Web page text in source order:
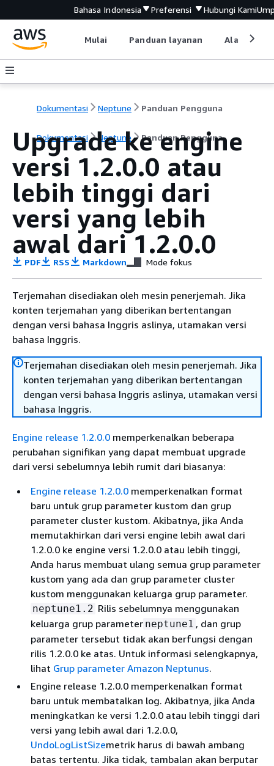
Bahasa Indonesia Preferensi Hubungi Kami
Mulai Panduan layanan Alat
Dokumentasi Neptune Panduan Pengguna
Dokumentasi Neptune Panduan Pengguna
Upgrade ke engine
versi 1.2.0.0 atau
lebih tinggi dari
versi yang lebih
awal dari 1.2.0.0
PDF RSS Markdown Mode fokus
Terjemahan disediakan oleh mesin penerjemah. Jika
konten terjemahan yang diberikan bertentangan
dengan versi bahasa Inggris aslinya, utamakan versi
bahasa Inggris.
Terjemahan disediakan oleh mesin penerjemah. Jika
konten terjemahan yang diberikan bertentangan
dengan versi bahasa Inggris aslinya, utamakan versi
bahasa Inggris.
Engine release 1.2.0.0 memperkenalkan beberapa
perubahan signifikan yang dapat membuat upgrade
dari versi sebelumnya lebih rumit dari biasanya:
Engine release 1.2.0.0 memperkenalkan format
baru untuk grup parameter kustom dan grup
parameter cluster kustom. Akibatnya, jika Anda
memutakhirkan dari versi engine lebih awal dari
1.2.0.0 ke engine versi 1.2.0.0 atau lebih tinggi,
Anda harus membuat ulang semua grup parameter
kustom yang ada dan grup parameter cluster
kustom menggunakan keluarga grup parameter.
neptune1.2 Rilis sebelumnya menggunakan
keluarga grup parameter neptune1 , dan grup
parameter tersebut tidak akan berfungsi dengan
rilis 1.2.0.0 ke atas. Untuk informasi selengkapnya,
lihat Grup parameter Amazon Neptunus.
Engine release 1.2.0.0 memperkenalkan format
baru untuk membatalkan log. Akibatnya, jika Anda
meningkatkan ke versi 1.2.0.0 atau lebih tinggi dari
versi yang lebih awal dari 1.2.0.0,
UndoLogListSizemetrik harus di bawah ambang
batas tertentu. Jika tidak, tambalan akan berputar